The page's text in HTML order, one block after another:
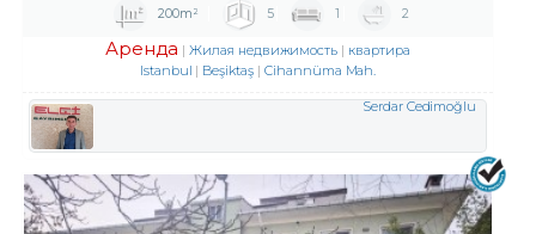
200m² 5 1 2
Аренда Жилая недвижимость
квартира
Istanbul
Beşiktaş Cihannüma Mah.
Serdar Cedimoğlu